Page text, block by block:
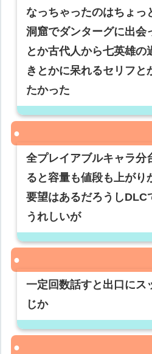
なっちゃったのはちょっ
洞窟でダンターグに出会
とか古代人から七英雄の
きとかに呆れるセリフと
たかった
全プレイアブルキャラ分
ると容量も値段も上がり
要望はあるだろうしDLC
うれしいが
一定回数話すと出口にス
じか